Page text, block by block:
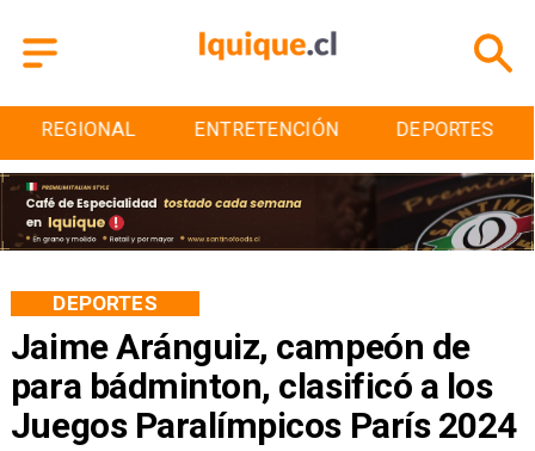
ENTRETENCIÓN DEPORTES
Jaime Aránguiz, campeón de
para bádminton, clasificó a los
Juegos Paralímpicos París 2024
DEPORTES